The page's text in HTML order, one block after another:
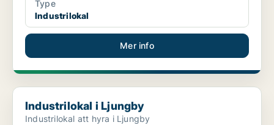
Type
Industrilokal
Mer info
Industrilokal i Ljungby
Industrilokal i Ljungby
Industrilokal att hyra i Ljungby